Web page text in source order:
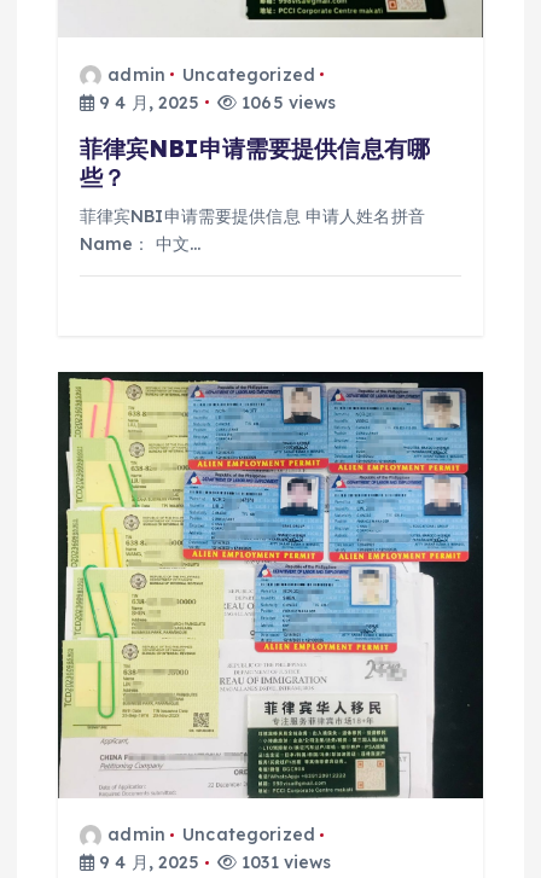
admin
Uncategorized
9 4 月, 2025
1065 views
菲律宾NBI申请需要提供信息有哪
些？
菲律宾NBI申请需要提供信息 申请人姓名拼音
Name： 中文…
admin
Uncategorized
9 4 月, 2025
1031 views